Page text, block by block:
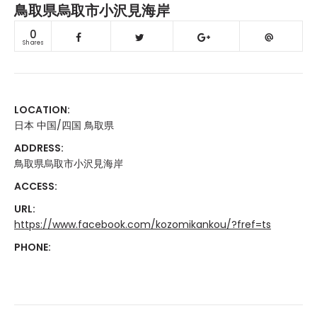
鳥取県烏取市小沢見海岸
0
Shares
LOCATION:
日本 中国/四国 鳥取県
ADDRESS:
鳥取県烏取市小沢見海岸
ACCESS:
URL:
https://www.facebook.com/kozomikankou/?fref=ts
PHONE: